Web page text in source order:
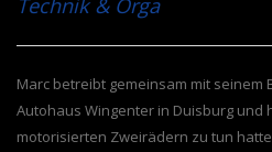
Technik & Orga
Marc betreibt gemeinsam mit seinem
Autohaus Wingenter in Duisburg und
motorisierten Zweirädern zu tun